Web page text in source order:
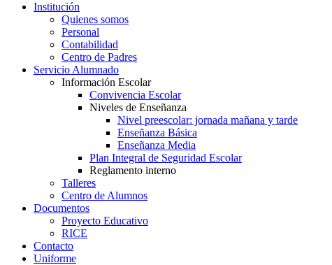
Institución
Quienes somos
Personal
Contabilidad
Centro de Padres
Servicio Alumnado
Información Escolar
Convivencia Escolar
Niveles de Enseñanza
Nivel preescolar: jornada mañana y tarde
Enseñanza Básica
Enseñanza Media
Plan Integral de Seguridad Escolar
Reglamento interno
Talleres
Centro de Alumnos
Documentos
Proyecto Educativo
RICE
Contacto
Uniforme